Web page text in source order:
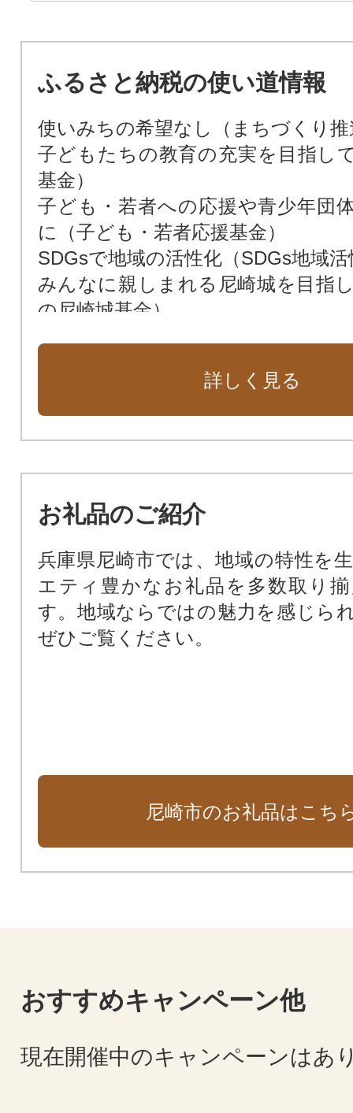
ふるさと納税の使い道情報
使いみちの希望なし（まちづくり推
子どもたちの教育の充実を目指し
基金）
子ども・若者への応援や青少年団
に（子ども・若者応援基金）
SDGsで地域の活性化（SDGs地域
みんなに親しまれる尼崎城を目指
の尼崎城基金）
市民福祉の向上のために（市民福祉
動物愛護のために（動物愛護基金）
新しい本庁舎を建設（新本庁舎建設
基金）
尼崎の歴史文化を次世代に受け継
化財保存活用基金）
阪神タイガースファーム施設周辺
田南公園周辺地域活性化基金）
詳しく見る
お礼品のご紹介
兵庫県尼崎市では、地域の特性を
エティ豊かなお礼品を多数取り
す。地域ならではの魅力を感じら
ぜひご覧ください。
尼崎市のお礼品はこち
おすすめキャンペーン他
現在開催中のキャンペーンはあ